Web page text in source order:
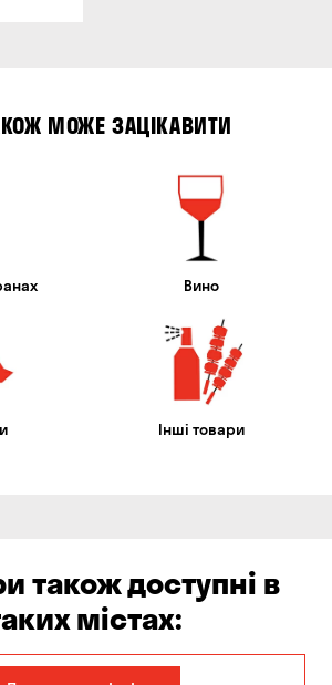
МОЖЕ ЗАЦІКАВИТИ
Вино
Інші товари
також доступні в
містах: